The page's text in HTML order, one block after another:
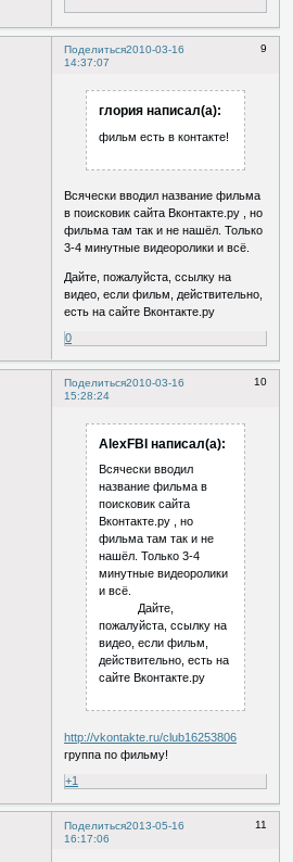
Поделиться 9
2010-03-16
14:37:07
глория написал(а):
фильм есть в контакте!
Всячески вводил название фильма
в поисковик сайта Вконтакте.ру , но
фильма там так и не нашёл. Только
3-4 минутные видеоролики и всё.
Дайте, пожалуйста, ссылку на
видео, если фильм, действительно,
есть на сайте Вконтакте.ру
0
Поделиться 10
2010-03-16
15:28:24
AlexFBI написал(а):
Всячески вводил
название фильма в
поисковик сайта
Вконтакте.ру , но
фильма там так и не
нашёл. Только 3-4
минутные видеоролики
и всё.
Дайте,
пожалуйста, ссылку на
видео, если фильм,
действительно, есть на
сайте Вконтакте.ру
http://vkontakte.ru/club16253806
группа по фильму!
+1
Поделиться 11
2013-05-16
16:17:06